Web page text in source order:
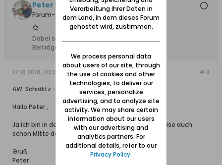
Peter von Warsow
Forum-Teilnehmer
Dabei seit:
Beiträge:
#4
17.10.2016, 20:13
AW: Schidlitz - Strassen , ich bin verwirrt
Hallo Peter ,
Ja ich bin in den Tiefen des 19. Jahrhundert , teilweise auch
schon Mitte des 18. .
Gruß
Peter
Verarbeitung Ihrer Daten in
dem Land, in dem dieses Forum
gehostet wird, zustimmen.
We process personal data
about users of our site, through
the use of cookies and other
technologies, to deliver our
services, personalize
advertising, and to analyze site
activity. We may share certain
information about our users
with our advertising and
analytics partners. For
additional details, refer to our
Privacy Policy.